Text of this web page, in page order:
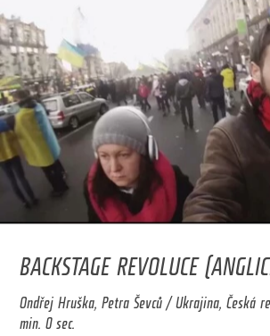
BACKSTAGE REVOLUCE
Ondřej Hruška, Petra Ševců / Ukrajina, Česká
min. 0 sec.